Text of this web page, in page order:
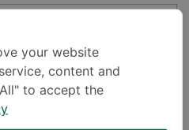
your website
content and
to accept the